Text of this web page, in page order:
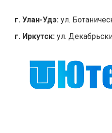
содержанию
г. Улан-Удэ: ул.
г. Иркутск: ул.